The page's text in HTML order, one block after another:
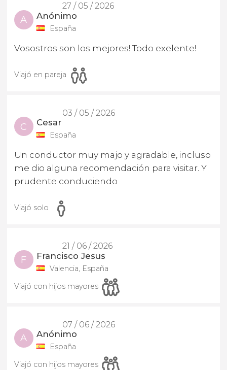
27 / 05 / 2026
A Anónimo
España
Vosostros son los mejores! Todo exelente!
Viajó en pareja
03 / 05 / 2026
C Cesar
España
Un conductor muy majo y agradable, incluso
me dio alguna recomendación para visitar. Y
prudente conduciendo
Viajó solo
21 / 06 / 2026
F Francisco Jesus
Valencia, España
Viajó con hijos mayores
07 / 06 / 2026
A Anónimo
España
Viajó con hijos mayores